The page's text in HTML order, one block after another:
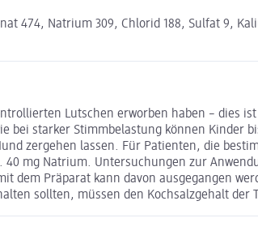
474, Natrium 309, Chlorid 188, Sulfat 9,
Lutschen erworben haben – dies
bei starker Stimmbelastung können Kinder
zergehen lassen. Für Patienten, die
40 mg Natrium. Untersuchungen zur
Präparat kann davon ausgegangen
sollten, müssen den Kochsalzgehalt der